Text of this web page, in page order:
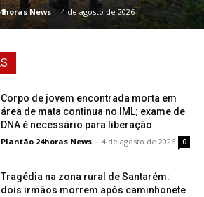
News - 4 de agosto de 2026
Corpo de jovem encontrada morta em
área de mata continua no IML; exame de
DNA é necessário para liberação
Plantão 24horas News - 4 de agosto de 2026 0
Tragédia na zona rural de Santarém:
dois irmãos morrem após caminhonete